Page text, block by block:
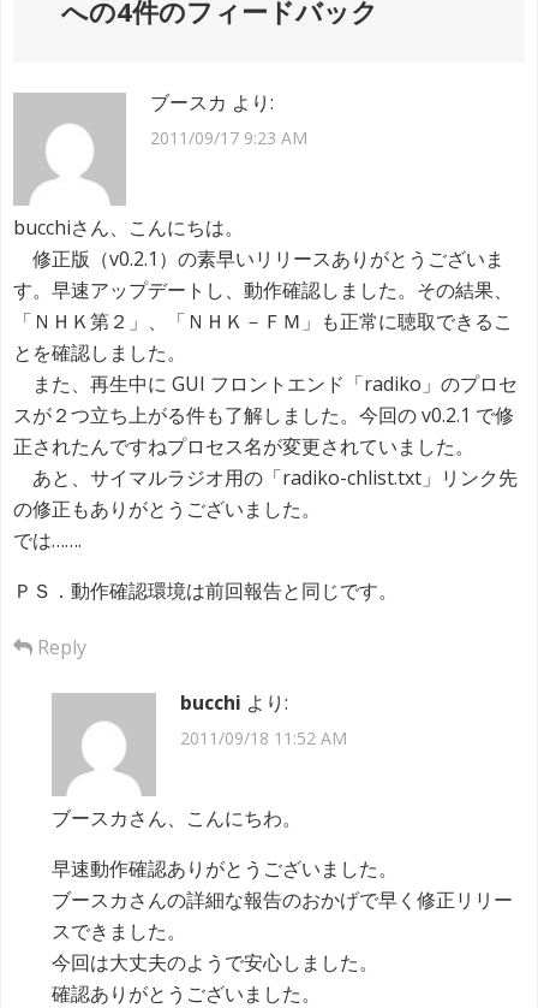
ー
シ
ョ
ン
への4件のフィードバック
ブースカ より:
2011/09/17 9:23 AM
bucchiさん、こんにちは。
修正版（v0.2.1）の素早いリリースありがとうございま
す。早速アップデートし、動作確認しました。その結果、
「ＮＨＫ第２」、「ＮＨＫ－ＦＭ」も正常に聴取できるこ
とを確認しました。
また、再生中に GUI フロントエンド「radiko」のプロセ
スが２つ立ち上がる件も了解しました。今回の v0.2.1 で修
正されたんですねプロセス名が変更されていました。
あと、サイマルラジオ用の「radiko-chlist.txt」リンク先
の修正もありがとうございました。
では…….
ＰＳ．動作確認環境は前回報告と同じです。
Reply
bucchi より:
2011/09/18 11:52 AM
ブースカさん、こんにちわ。
早速動作確認ありがとうございました。
ブースカさんの詳細な報告のおかげで早く修正リリー
スできました。
今回は大丈夫のようで安心しました。
確認ありがとうございました。